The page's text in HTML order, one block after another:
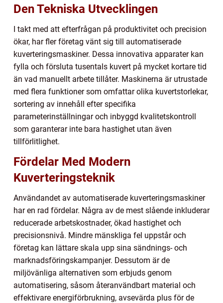
Den Tekniska Utvecklingen
I takt med att efterfrågan på produktivitet och precision
ökar, har fler företag vänt sig till automatiserade
kuverteringsmaskiner. Dessa innovativa apparater kan
fylla och försluta tusentals kuvert på mycket kortare tid
än vad manuellt arbete tillåter. Maskinerna är utrustade
med flera funktioner som omfattar olika kuvertstorlekar,
sortering av innehåll efter specifika
parameterinställningar och inbyggd kvalitetskontroll
som garanterar inte bara hastighet utan även
tillförlitlighet.
Fördelar Med Modern
Kuverteringsteknik
Användandet av automatiserade kuverteringsmaskiner
har en rad fördelar. Några av de mest slående inkluderar
reducerade arbetskostnader, ökad hastighet och
precisionsnivå. Mindre mänskliga fel uppstår och
företag kan lättare skala upp sina sändnings- och
marknadsföringskampanjer. Dessutom är de
miljövänliga alternativen som erbjuds genom
automatisering, såsom återanvändbart material och
effektivare energiförbrukning, avsevärda plus för de